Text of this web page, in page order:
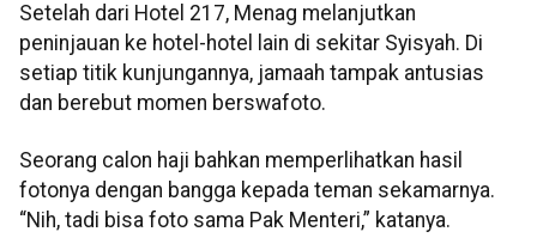
Setelah dari Hotel 217, Menag melanjutkan
peninjauan ke hotel-hotel lain di sekitar Syisyah. Di
setiap titik kunjungannya, jamaah tampak antusias
dan berebut momen berswafoto.
Seorang calon haji bahkan memperlihatkan hasil
fotonya dengan bangga kepada teman sekamarnya.
“Nih, tadi bisa foto sama Pak Menteri,” katanya.